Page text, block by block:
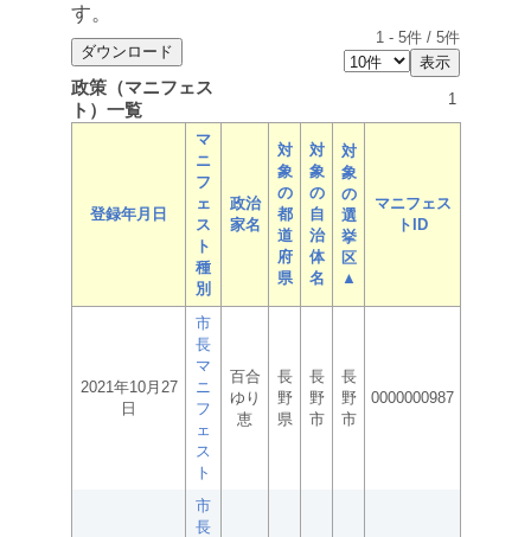
す。
1 - 5件 / 5件
政策（マニフェス
ト）一覧
1
登録年月日
マ
ニ
フ
ェ
ス
ト
種
別
政治
家名
対
象
の
都
道
府
県
対
象
の
自
治
体
名
対
象
の
選
挙
区
▲
マニフェス
トID
2021年10月27
日
市
長
マ
ニ
フ
ェ
ス
ト
百合
ゆり
恵
長
野
県
長
野
市
長
野
市
0000000987
市
長